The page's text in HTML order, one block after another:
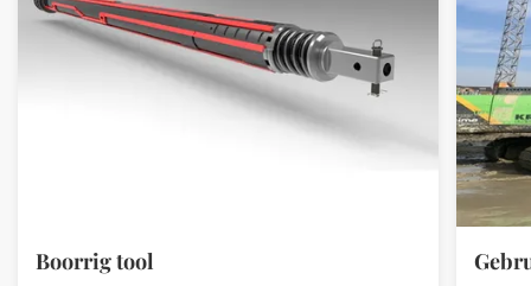
Boorrig tool